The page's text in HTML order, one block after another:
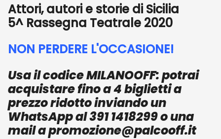
Attori, autori e storie di Sicilia
5^ Rassegna Teatrale 2020
NON PERDERE L'OCCASIONE!
Usa il codiceMILANOOFF: potrai
acquistare fino a 4 biglietti a
prezzo ridotto inviando un
WhatsApp al 391 1418299 o una
mail a promozione@palcooff.it